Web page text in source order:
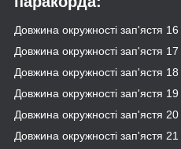
Довжина окружності зап'ястя
Довжина окружності зап'ястя
Довжина окружності зап'ястя
Довжина окружності зап'ястя
Довжина окружності зап'ястя
Довжина окружності зап'ястя